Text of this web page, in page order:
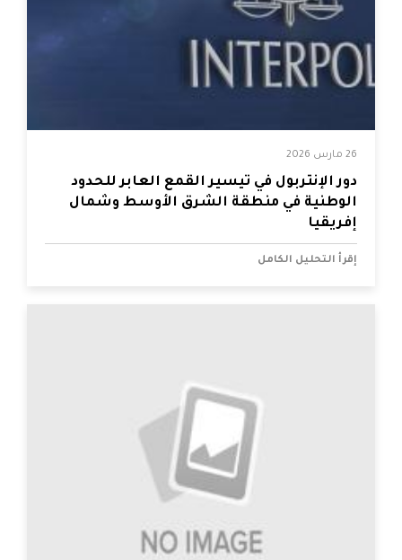
26 مارس 2026
دور الإنتربول في تيسير القمع العابر للحدود
الوطنية في منطقة الشرق الأوسط وشمال
إفريقيا
إقرأ التحليل الكامل